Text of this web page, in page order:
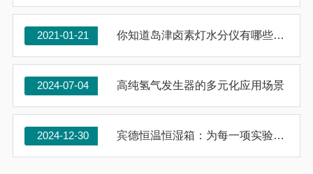
2021-01-21 你知道岛津卤素灯水分仪有哪些亮点吗？
2024-07-04 高纯氢气发生器的多元化应用场景
2024-12-30 宾德恒温恒湿箱：为每一项实验提供精准的环境模拟